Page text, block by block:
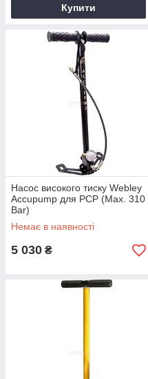
Купити
Насос високого тиску Webley
Accupump для PCP (Max. 310
Bar)
Немає в наявності
5 030 ₴